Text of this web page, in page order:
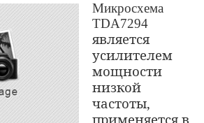
Микросхема
TDA7294
является
усилителем
мощности
низкой
частоты,
применяется в